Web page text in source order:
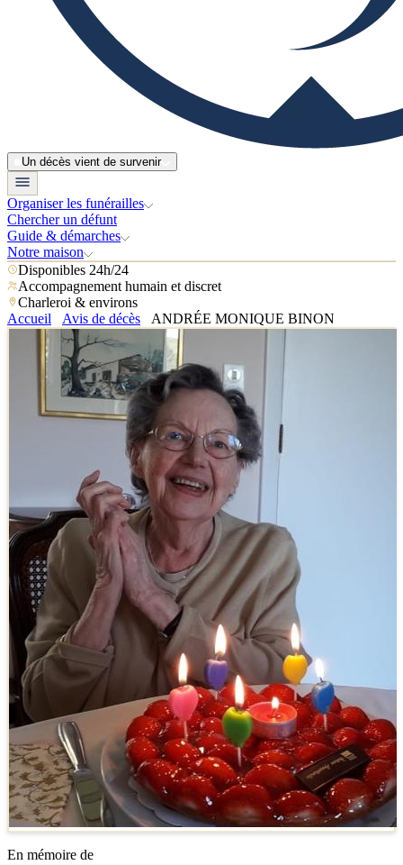
Un décès vient de survenir
Organiser les funérailles
Chercher un défunt
Guide & démarches
Notre maison
Disponibles 24h/24
Accompagnement humain et discret
Charleroi & environs
Accueil
Avis de décès ANDRÉE MONIQUE BINON
En mémoire de